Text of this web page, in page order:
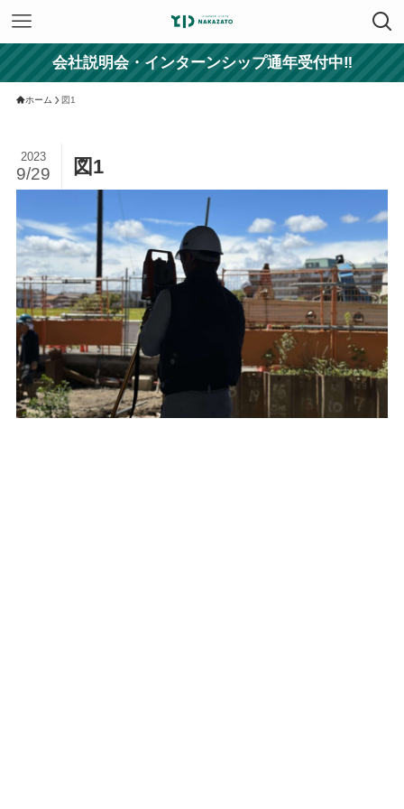
会社説明会・インターンシップ通年受付中‼
ホーム 図1
図1
2023
9/29